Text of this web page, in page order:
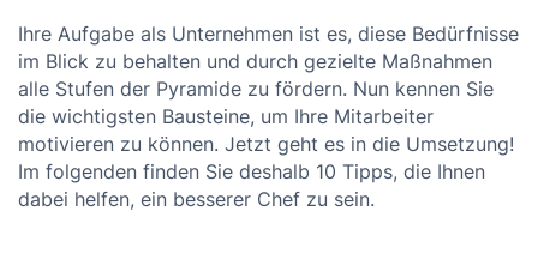
Ihre Aufgabe als Unternehmen ist es, diese Bedürfnisse
im Blick zu behalten und durch gezielte Maßnahmen
alle Stufen der Pyramide zu fördern. Nun kennen Sie
die wichtigsten Bausteine, um Ihre Mitarbeiter
motivieren zu können. Jetzt geht es in die Umsetzung!
Im folgenden finden Sie deshalb 10 Tipps, die Ihnen
dabei helfen, ein besserer Chef zu sein.